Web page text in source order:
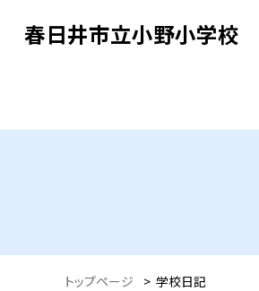
春日井市立小野小学校
トップページ > 学校日記